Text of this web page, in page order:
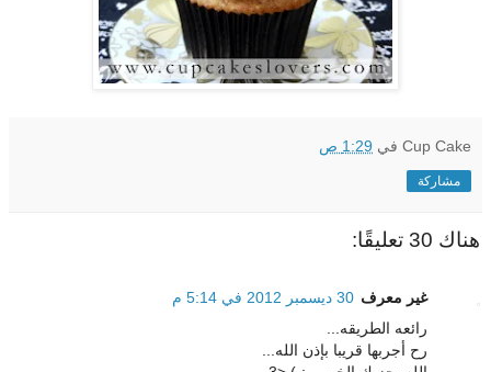
Cup Cake في 1:29 ص
مشاركة
هناك 30 تعليقًا:
غير معرف 30 ديسمبر 2012 في 5:14 م
رائعه الطريقه...
رح أجربها قريبا بإذن الله...